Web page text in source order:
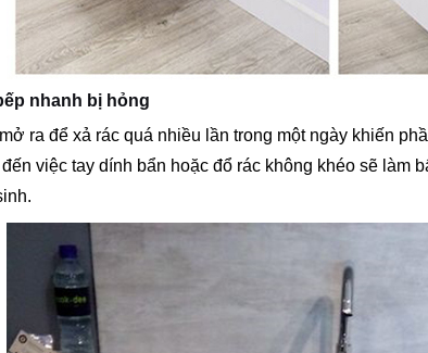
nhanh bị hỏng
ra để xả rác quá nhiều lần trong một ngày khiến
việc tay dính bẩn hoặc đổ rác không khéo sẽ làm